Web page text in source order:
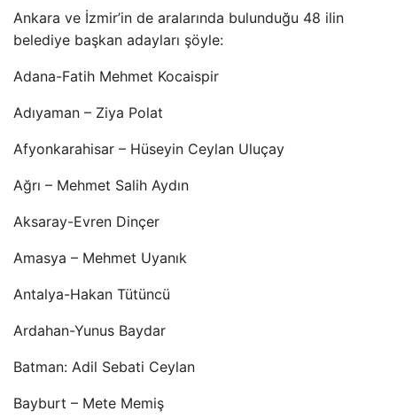
Ankara ve İzmir’in de aralarında bulunduğu 48 ilin
belediye başkan adayları şöyle:
Adana-Fatih Mehmet Kocaispir
Adıyaman – Ziya Polat
Afyonkarahisar – Hüseyin Ceylan Uluçay
Ağrı – Mehmet Salih Aydın
Aksaray-Evren Dinçer
Amasya – Mehmet Uyanık
Antalya-Hakan Tütüncü
Ardahan-Yunus Baydar
Batman: Adil Sebati Ceylan
Bayburt – Mete Memiş